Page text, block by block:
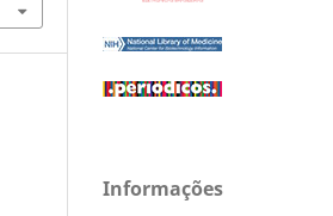
Informações